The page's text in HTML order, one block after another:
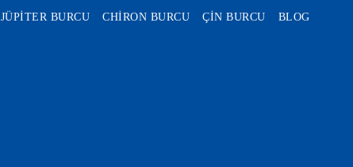
JÜPİTER BURCU CHİRON BURCU ÇİN BURCU BLOG